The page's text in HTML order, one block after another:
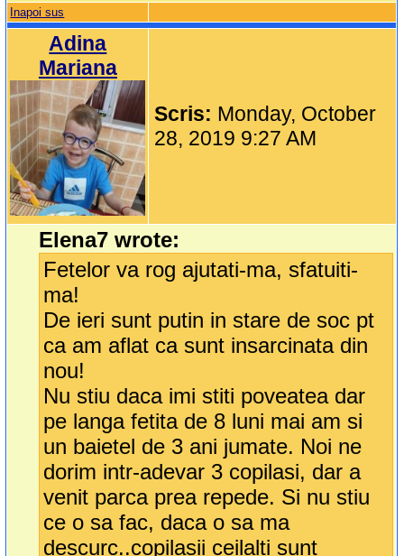
Inapoi sus
Adina
Mariana
Scris: Monday, October
28, 2019 9:27 AM
Elena7 wrote:
Fetelor va rog ajutati-ma, sfatuiti-
ma!
De ieri sunt putin in stare de soc pt
ca am aflat ca sunt insarcinata din
nou!
Nu stiu daca imi stiti poveatea dar
pe langa fetita de 8 luni mai am si
un baietel de 3 ani jumate. Noi ne
dorim intr-adevar 3 copilasi, dar a
venit parca prea repede. Si nu stiu
ce o sa fac, daca o sa ma
descurc..copilasii ceilalti sunt